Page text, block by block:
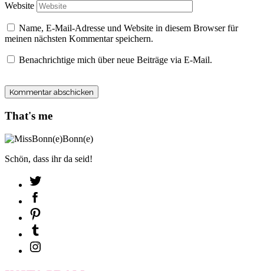
Website
Name, E-Mail-Adresse und Website in diesem Browser für
meinen nächsten Kommentar speichern.
Benachrichtige mich über neue Beiträge via E-Mail.
That's me
Schön, dass ihr da seid!